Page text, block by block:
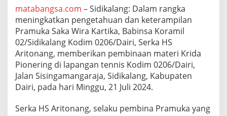
B
e
r
k
a
n
P
e
m
i
matabangsa.com – Sidikalang: Dalam rangka
meningkatkan pengetahuan dan keterampilan
Pramuka Saka Wira Kartika, Babinsa Koramil
02/Sidikalang Kodim 0206/Dairi, Serka HS
Aritonang, memberikan pembinaan materi Krida
Pionering di lapangan tennis Kodim 0206/Dairi,
Jalan Sisingamangaraja, Sidikalang, Kabupaten
Dairi, pada hari Minggu, 21 Juli 2024.
Serka HS Aritonang, selaku pembina Pramuka yang